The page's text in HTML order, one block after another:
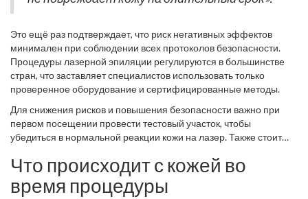
Это ещё раз подтверждает, что риск негативных эффектов
минимален при соблюдении всех протоколов безопасности.
Процедуры лазерной эпиляции регулируются в большинстве
стран, что заставляет специалистов использовать только
проверенное оборудование и сертифицированные методы.
Для снижения рисков и повышения безопасности важно при
первом посещении провести тестовый участок, чтобы
убедиться в нормальной реакции кожи на лазер. Также стоит
процедуры. Этот простой шаг позволяет избежать много
осложнений и обеспечивает высокий уровень безопасности.
Таким образом, следуя советам специалистов и выбору
Что происходит с кожей во
время процедуры